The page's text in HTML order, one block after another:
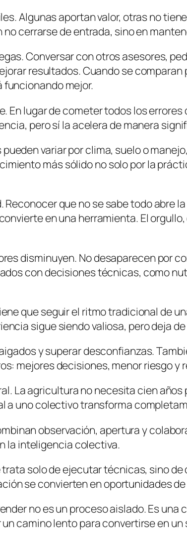
Algunas aportan valor, otras no
cerrarse de entrada, sino en
Conversar con otros asesores,
resultados. Cuando se
funcionando mejor.
En lugar de cometer todos los
pero sí la acelera de manera
variar por clima, suelo o
más sólido no solo por la
que no se sabe todo abre
en una herramienta. El
disminuyen. No desaparecen por
con decisiones técnicas, como
que seguir el ritmo tradicional de
sigue siendo valiosa, pero deja
y superar desconfianzas.
mejores decisiones, menor riesgo
La agricultura no necesita cien
a uno colectivo transforma
observación, apertura y
la inteligencia colectiva.
trata solo de ejecutar técnicas, sino
se convierten en oportunidades
no es un proceso aislado. Es
camino lento para convertirse en